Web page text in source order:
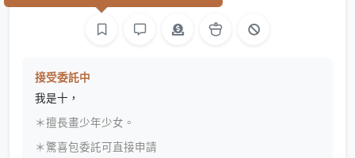
接受委託中
我是十，
＊擅長畫少年少女。
＊驚喜包委託可直接申請